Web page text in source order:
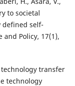
to societal
defined self-
Policy, 17(1),
transfer
technology